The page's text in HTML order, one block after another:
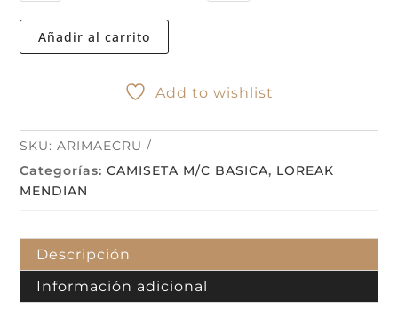
Añadir al carrito
Add to wishlist
SKU:ARIMAECRU
Categorías:CAMISETA M/C BASICA, LOREAK
MENDIAN
Descripción
Información adicional